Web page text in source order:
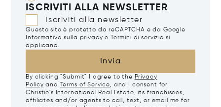
ISCRIVITI ALLA NEWSLETTER
Iscriviti alla newsletter
Questo sito è protetto da reCAPTCHA e da Google
Informativa sulla privacy e Termini di servizio si
applicano.
Invia
By clicking "Submit" I agree to the Privacy
Policy and Terms of Service, and I consent for
Christie's International Real Estate, its franchisees,
affiliates and/or agents to call, text, or email me for